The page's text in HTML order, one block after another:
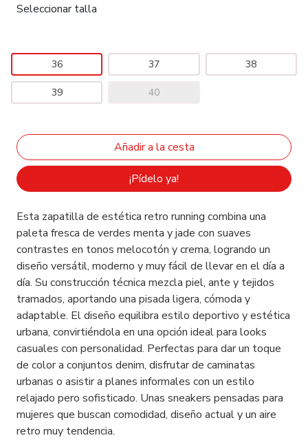
Seleccionar talla
36 37 38
39 40
¡Pídelo ya!
Esta zapatilla de estética retro running combina una
paleta fresca de verdes menta y jade con suaves
contrastes en tonos melocotón y crema, logrando un
diseño versátil, moderno y muy fácil de llevar en el día a
día. Su construcción técnica mezcla piel, ante y tejidos
tramados, aportando una pisada ligera, cómoda y
adaptable. El diseño equilibra estilo deportivo y estética
urbana, convirtiéndola en una opción ideal para looks
casuales con personalidad. Perfectas para dar un toque
de color a conjuntos denim, disfrutar de caminatas
urbanas o asistir a planes informales con un estilo
relajado pero sofisticado. Unas sneakers pensadas para
mujeres que buscan comodidad, diseño actual y un aire
retro muy tendencia.